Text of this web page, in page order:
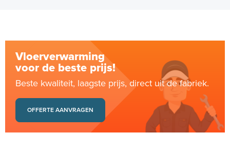
Vloerverwarming
voor de beste prijs!
Beste kwaliteit, laagste prijs, direct uit de fabriek.
OFFERTE AANVRAGEN